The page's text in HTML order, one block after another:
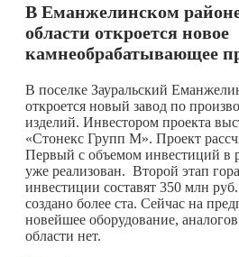
В Еманжелинском
области откроется новое
камнеобрабатывающее
В поселке Зауральский
откроется новый завод по
изделий. Инвестором проекта
«Стонекс Групп М». Проект
Первый с объемом инвестиций в
уже реализован. Второй этап
инвестиции составят 350 млн
создано более ста. Сейчас на
новейшее оборудование,
области нет.